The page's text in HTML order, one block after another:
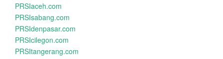
PRSIaceh.com
PRSIsabang.com
PRSIdenpasar.com
PRSIcilegon.com
PRSItangerang.com